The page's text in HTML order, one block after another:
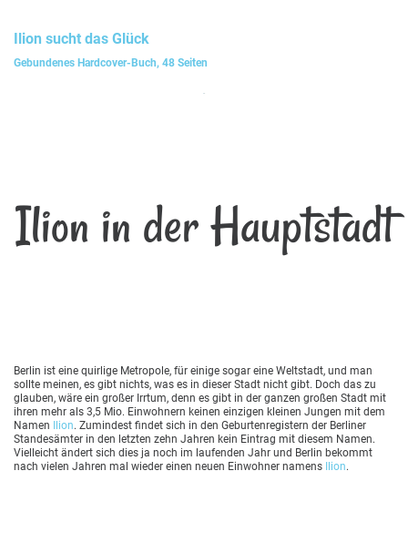
Ilion sucht das Glück
Gebundenes Hardcover-Buch, 48 Seiten
Ilion in der Hauptstadt
Berlin ist eine quirlige Metropole, für einige sogar eine Weltstadt, und man
sollte meinen, es gibt nichts, was es in dieser Stadt nicht gibt. Doch das zu
glauben, wäre ein großer Irrtum, denn es gibt in der ganzen großen Stadt mit
ihren mehr als 3,5 Mio. Einwohnern keinen einzigen kleinen Jungen mit dem
Namen
Ilion. Zumindest findet sich in den Geburtenregistern der Berliner
Standesämter in den letzten zehn Jahren kein Eintrag mit diesem Namen.
Vielleicht ändert sich dies ja noch im laufenden Jahr und Berlin bekommt
nach vielen Jahren mal wieder einen neuen Einwohner namens
Ilion.